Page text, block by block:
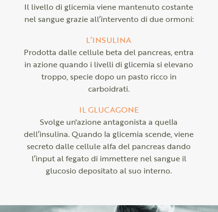
Il livello di glicemia viene mantenuto costante
nel sangue grazie all’intervento di due ormoni:
L’INSULINA
Prodotta dalle cellule beta del pancreas, entra
in azione quando i livelli di glicemia si elevano
troppo, specie dopo un pasto ricco in
carboidrati.
IL GLUCAGONE
Svolge un'azione antagonista a quella
dell’insulina. Quando la glicemia scende, viene
secreto dalle cellule alfa del pancreas dando
l’input al fegato di immettere nel sangue il
glucosio depositato al suo interno.